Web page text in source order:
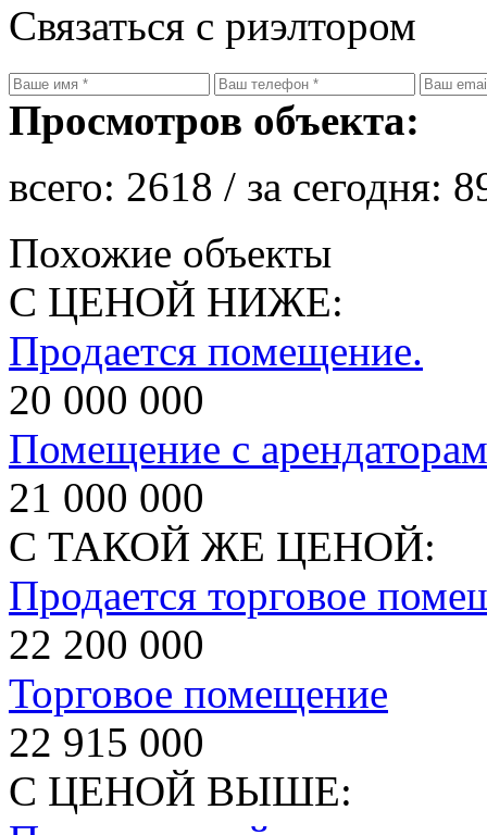
Связаться с риэлтором
Просмотров объекта:
всего: 2618 / за сегодня:
Похожие объекты
С ЦЕНОЙ НИЖЕ:
Продается помещение.
20 000 000
Помещение с
21 000 000
С ТАКОЙ ЖЕ ЦЕНОЙ:
Продается торговое
22 200 000
Торговое помещение
22 915 000
С ЦЕНОЙ ВЫШЕ: